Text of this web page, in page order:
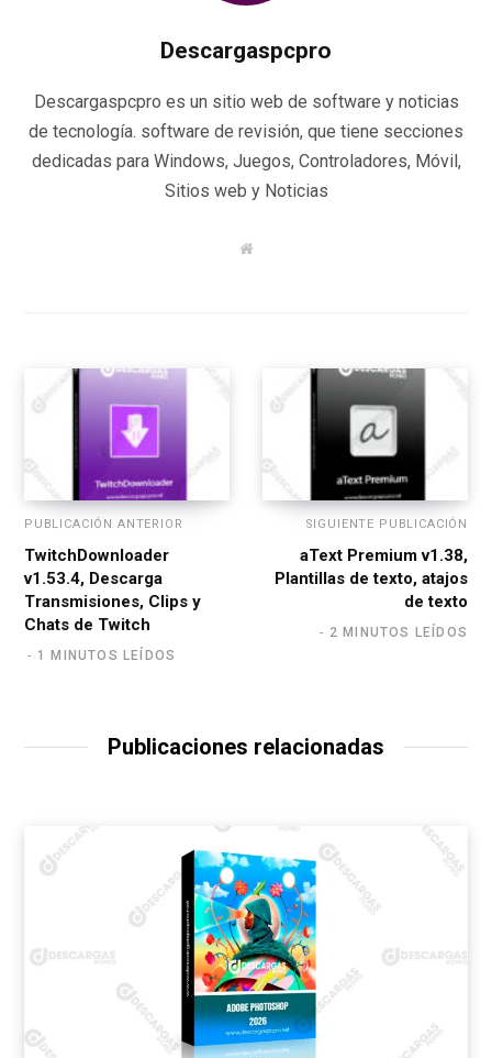
Descargaspcpro
Descargaspcpro es un sitio web de software y noticias
de tecnología. software de revisión, que tiene secciones
dedicadas para Windows, Juegos, Controladores, Móvil,
Sitios web y Noticias
W
PUBLICACIÓN ANTERIOR
TwitchDownloader
v1.53.4, Descarga
Transmisiones, Clips y
Chats de Twitch
1 MINUTOS LEÍDOS
SIGUIENTE PUBLICACIÓN
aText Premium v1.38,
Plantillas de texto, atajos
de texto
2 MINUTOS LEÍDOS
Publicaciones relacionadas